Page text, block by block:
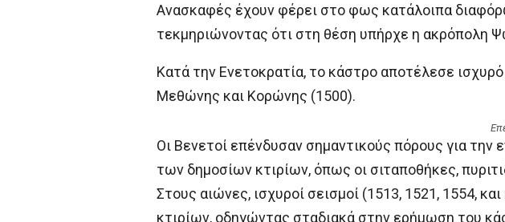
Ανασκαφές έχουν φέρει στο φως κατάλοιπα
τεκμηριώνοντας ότι στη θέση υπήρχε η ακρόπολη
Κατά την Ενετοκρατία, το κάστρο αποτέλεσε
Μεθώνης και Κορώνης (1500).
Οι Βενετοί επένδυσαν σημαντικούς πόρους για
των δημοσίων κτιρίων, όπως οι σιταποθήκες,
Στους αιώνες, ισχυροί σεισμοί (1513, 1521, 1554,
κτιρίων, οδηγώντας σταδιακά στην ερήμωση του